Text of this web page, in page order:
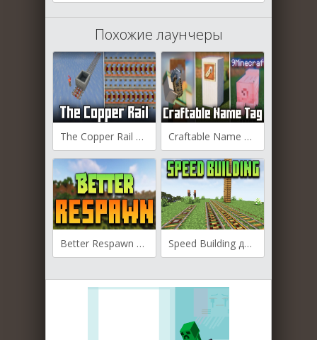
Похожие лаунчеры
The Copper Rail для Майнкрафт [1.21.4, 1.21.3, 1.21.1] Craftable Name Tag для Майнкрафт [1.21.4, 1.21.3, 1.21]
Better Respawn для Майнкрафт [1.21.4, 1.21.3, 1.21.1] Speed Building для Майнкрафт [1.19.4, 1.19.2, 1.18.2]